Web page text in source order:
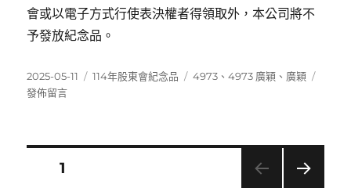
會或以電子方式行使表決權者得領取外，本公司將不
予發放紀念品。
發
佈
2025-05-11
分
114年股東會紀念品
標
4973 、4973 廣穎 、 廣穎
發佈留言
頁次1